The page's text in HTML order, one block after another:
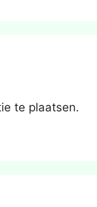
te plaatsen.